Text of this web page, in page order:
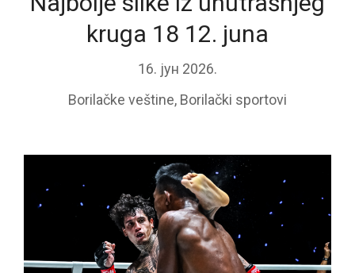
kruga 18 12. juna
16. јун 2026.
Borilačke veštine, Borilački sportovi